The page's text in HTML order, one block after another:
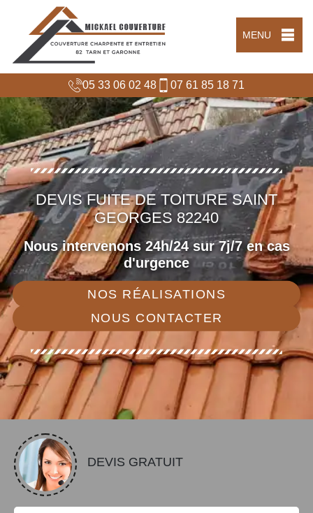
MENU
05 33 06 02 48 07 61 85 18 71
DEVIS FUITE DE TOITURE SAINT
GEORGES 82240
Nous intervenons 24h/24 sur 7j/7 en cas
d'urgence
NOS RÉALISATIONS
NOUS CONTACTER
DEVIS GRATUIT